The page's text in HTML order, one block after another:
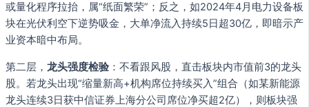
或量化程序拉抬，属“纸面繁荣”；反之，如2024年4月电力设备板
块在光伏利空下逆势吸金，大单净流入持续5日超30亿，即暗示产
业资本暗中布局。
第二层， 龙头强度检验：不看跟风股，直击板块内市值前3的龙头
股。若龙头出现“缩量新高+机构席位持续买入”组合（如某新能源
龙头连续3日获中信证券上海分公司席位净买超2亿），则板块强